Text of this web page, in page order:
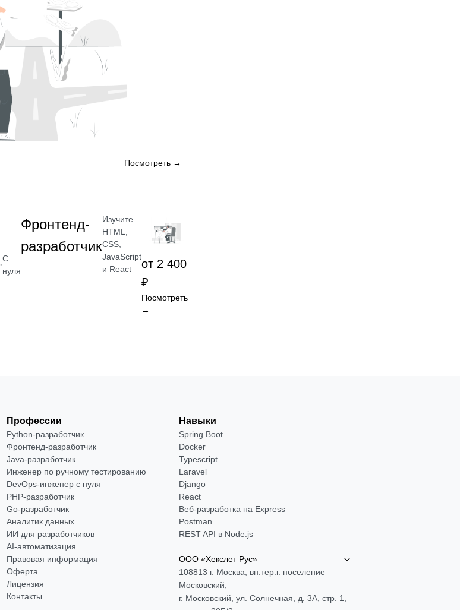
Посмотреть →
·
С
нуля
Фронтенд-
разработчик
Изучите
HTML,
CSS,
JavaScript
и React
от 2 400
₽
Посмотреть
→
Профессии
Python-разработчик
Фронтенд-разработчик
Java-разработчик
Инженер по ручному тестированию
DevOps-инженер с нуля
РНР-разработчик
Go-разработчик
Аналитик данных
ИИ для разработчиков
AI-автоматизация
Навыки
Spring Boot
Docker
Typescript
Laravel
Django
React
Веб-разработка на Express
Postman
REST API в Node.js
Правовая информация
Оферта
Лицензия
Контакты
ООО «Хекслет Рус»
108813 г. Москва, вн.тер.г. поселение
Московский,
г. Московский, ул. Солнечная, д. 3А, стр. 1,